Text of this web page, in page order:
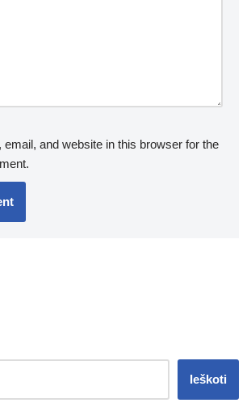
email, and website in this browser for the
Ieškoti